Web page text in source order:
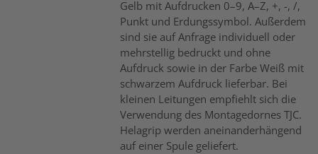
Gelb mit Aufdrucken 0–9, A–Z, +, -, /,
Punkt und Erdungssymbol. Außerdem
sind sie auf Anfrage individuell oder
mehrstellig bedruckt und ohne
Aufdruck sowie in der Farbe Weiß mit
schwarzem Aufdruck lieferbar. Bei
kleinen Leitungen empfiehlt sich die
Verwendung des Montagedornes TJC.
Helagrip werden aneinanderhängend
auf einer Spule geliefert.